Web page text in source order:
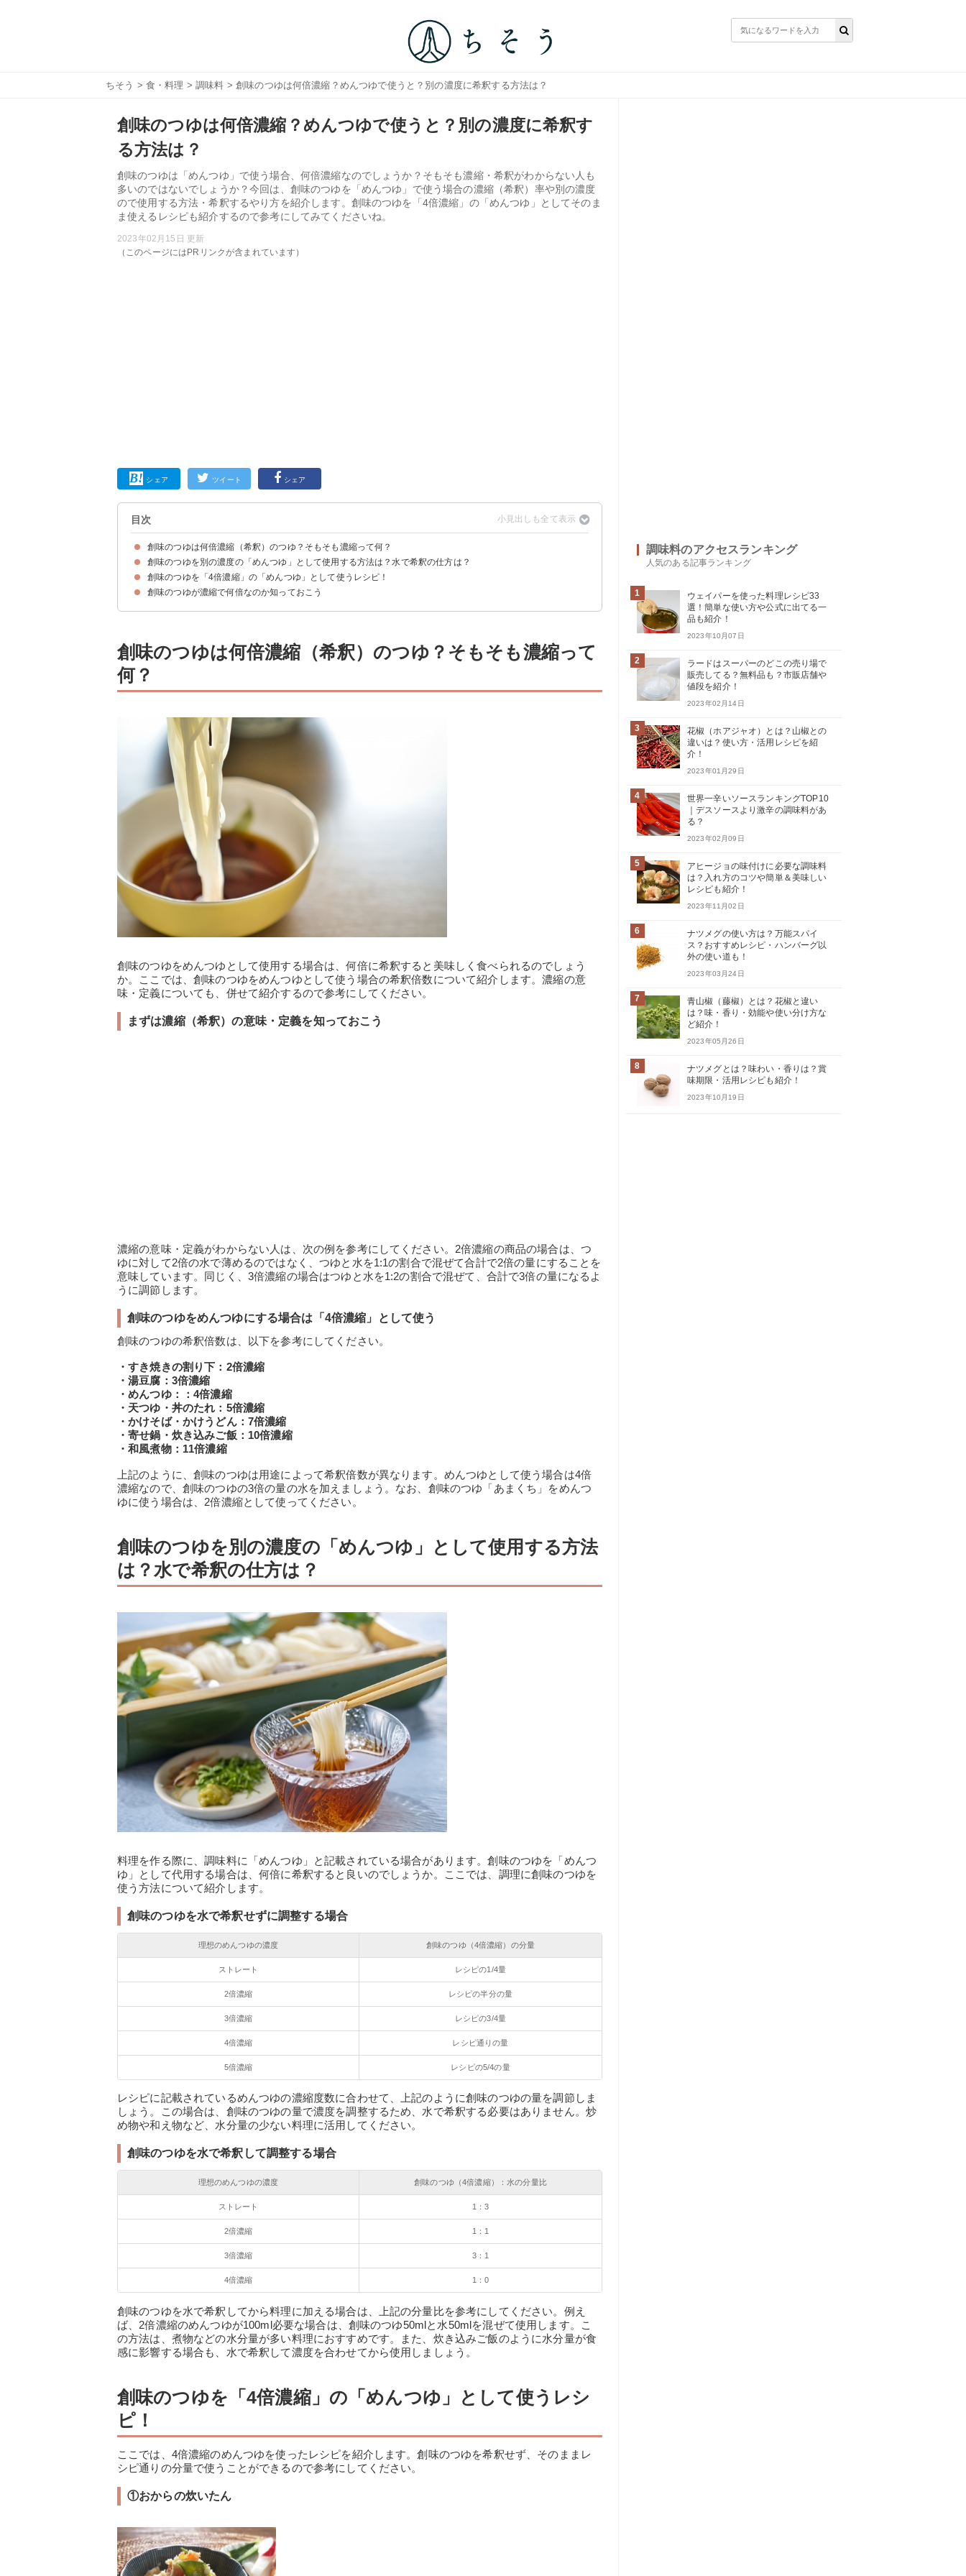
ちそう > 食・料理 >調味料 > 創味のつゆは何倍濃縮？めんつゆで使うと？別の濃度に希釈する方法は？
創味のつゆは何倍濃縮？めんつゆで使うと？別の濃度に希釈す
る方法は？
創味のつゆは「めんつゆ」で使う場合、何倍濃縮なのでしょうか？そもそも濃縮・希釈がわからない人も
多いのではないでしょうか？今回は、創味のつゆを「めんつゆ」で使う場合の濃縮（希釈）率や別の濃度
ので使用する方法・希釈するやり方を紹介します。創味のつゆを「4倍濃縮」の「めんつゆ」としてそのま
ま使えるレシピも紹介するので参考にしてみてくださいね。
2023年02月15日 更新
（このページにはPRリンクが含まれています）
シェア ツイート シェア
目次
創味のつゆは何倍濃縮（希釈）のつゆ？そもそも濃縮って何？
まずは濃縮（希釈）の意味・定義を知っておこう
創味のつゆをめんつゆにする場合は「4倍濃縮」として使う
創味のつゆを別の濃度の「めんつゆ」として使用する方法は？水で希釈の仕方は？
創味のつゆを水で希釈せずに調整する場合
創味のつゆを水で希釈して調整する場合
創味のつゆを「4倍濃縮」の「めんつゆ」として使うレシピ！
①おからの炊いたん
②青梗菜のナムル
③筍の炊き込みご飯
創味のつゆが濃縮で何倍なのか知っておこう
創味のつゆは何倍濃縮（希釈）のつゆ？そもそも濃縮って
何？
創味のつゆをめんつゆとして使用する場合は、何倍に希釈すると美味しく食べられるのでしょう
か。ここでは、創味のつゆをめんつゆとして使う場合の希釈倍数について紹介します。濃縮の意
味・定義についても、併せて紹介するので参考にしてください。
まずは濃縮（希釈）の意味・定義を知っておこう
濃縮の意味・定義がわからない人は、次の例を参考にしてください。2倍濃縮の商品の場合は、つ
ゆに対して2倍の水で薄めるのではなく、つゆと水を1:1の割合で混ぜて合計で2倍の量にすることを
意味しています。同じく、3倍濃縮の場合はつゆと水を1:2の割合で混ぜて、合計で3倍の量になるよ
うに調節します。
創味のつゆをめんつゆにする場合は「4倍濃縮」として使う
創味のつゆの希釈倍数は、以下を参考にしてください。
・すき焼きの割り下：2倍濃縮
・湯豆腐：3倍濃縮
・めんつゆ：：4倍濃縮
・天つゆ・丼のたれ：5倍濃縮
・かけそば・かけうどん：7倍濃縮
・寄せ鍋・炊き込みご飯：10倍濃縮
・和風煮物：11倍濃縮
上記のように、創味のつゆは用途によって希釈倍数が異なります。めんつゆとして使う場合は4倍
濃縮なので、創味のつゆの3倍の量の水を加えましょう。なお、創味のつゆ「あまくち」をめんつ
ゆに使う場合は、2倍濃縮として使ってください。
創味のつゆを別の濃度の「めんつゆ」として使用する方法
は？水で希釈の仕方は？
料理を作る際に、調味料に「めんつゆ」と記載されている場合があります。創味のつゆを「めんつ
ゆ」として代用する場合は、何倍に希釈すると良いのでしょうか。ここでは、調理に創味のつゆを
使う方法について紹介します。
創味のつゆを水で希釈せずに調整する場合
理想のめんつゆの濃度 創味のつゆ（4倍濃縮）の分量
ストレート レシピの1/4量
2倍濃縮 レシピの半分の量
3倍濃縮 レシピの3/4量
4倍濃縮 レシピ通りの量
5倍濃縮 レシピの5/4の量
レシピに記載されているめんつゆの濃縮度数に合わせて、上記のように創味のつゆの量を調節しま
しょう。この場合は、創味のつゆの量で濃度を調整するため、水で希釈する必要はありません。炒
め物や和え物など、水分量の少ない料理に活用してください。
創味のつゆを水で希釈して調整する場合
理想のめんつゆの濃度 創味のつゆ（4倍濃縮）：水の分量比
ストレート 1：3
2倍濃縮 1：1
3倍濃縮 3：1
4倍濃縮 1：0
創味のつゆを水で希釈してから料理に加える場合は、上記の分量比を参考にしてください。例え
ば、2倍濃縮のめんつゆが100ml必要な場合は、創味のつゆ50mlと水50mlを混ぜて使用します。こ
の方法は、煮物などの水分量が多い料理におすすめです。また、炊き込みご飯のように水分量が食
感に影響する場合も、水で希釈して濃度を合わせてから使用しましょう。
創味のつゆを「4倍濃縮」の「めんつゆ」として使うレシ
ピ！
ここでは、4倍濃縮のめんつゆを使ったレシピを紹介します。創味のつゆを希釈せず、そのままレ
シピ通りの分量で使うことができるので参考にしてください。
①おからの炊いたん
調味料のアクセスランキング
人気のある記事ランキング
1
ウェイパーを使った料理レシピ33
選！簡単な使い方や公式に出てる一
品も紹介！
2023年10月07日
2
ラードはスーパーのどこの売り場で
販売してる？無料品も？市販店舗や
値段を紹介！
2023年02月14日
3
花椒（ホアジャオ）とは？山椒との
違いは？使い方・活用レシピを紹
介！
2023年01月29日
4
世界一辛いソースランキングTOP10
｜デスソースより激辛の調味料があ
る？
2023年02月09日
5
アヒージョの味付けに必要な調味料
は？入れ方のコツや簡単＆美味しい
レシピも紹介！
2023年11月02日
6
ナツメグの使い方は？万能スパイ
ス？おすすめレシピ・ハンバーグ以
外の使い道も！
2023年03月24日
7
青山椒（藤椒）とは？花椒と違い
は？味・香り・効能や使い分け方な
ど紹介！
2023年05月26日
8
ナツメグとは？味わい・香りは？賞
味期限・活用レシピも紹介！
2023年10月19日